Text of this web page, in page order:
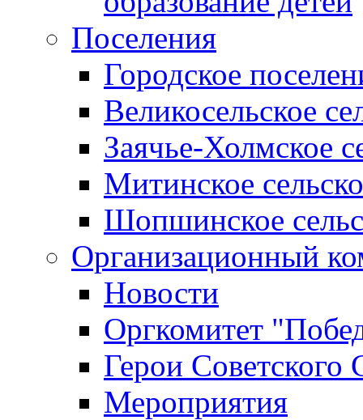
Поселения
Городское
Великосельское
Заячье-Холмское
Митинское
Шопшинское
Организационный
Новости
Оргкомитет
Герои Советского
Мероприятия